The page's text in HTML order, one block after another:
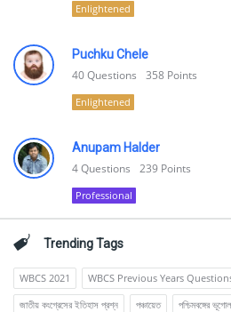
Enlightened
Puchku Chele
40Questions 358 Points
Enlightened
Anupam Halder
4Questions 239 Points
Professional
Trending Tags
WBCS 2021 WBCS Previous Years
জাতীয় কংগ্রেসের ইতিহাস প্রশ্ন
পঞ্চায়েত পশ্চিমবঙ্গের